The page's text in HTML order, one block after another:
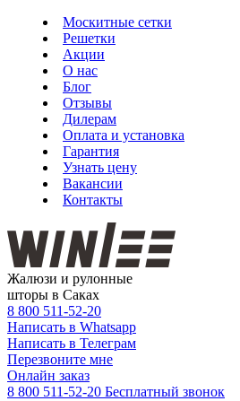
Москитные сетки
Решетки
Акции
О нас
Блог
Отзывы
Дилерам
Оплата и установка
Гарантия
Узнать цену
Вакансии
Контакты
Жалюзи и рулонные
шторы в Саках
8 800 511-52-20
Написать в Whatsapp
Написать в Телеграм
Перезвоните мне
Онлайн заказ
8 800 511-52-20 Бесплатный звонок